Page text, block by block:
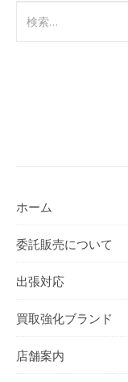
ホーム
委託販売について
出張対応
買取強化ブランド
店舗案内